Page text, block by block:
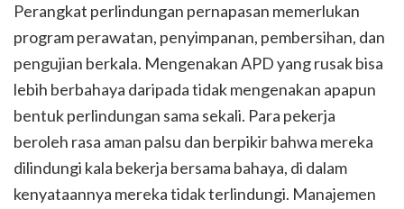
Perangkat perlindungan pernapasan memerlukan
program perawatan, penyimpanan, pembersihan, dan
pengujian berkala. Mengenakan APD yang rusak bisa
lebih berbahaya daripada tidak mengenakan apapun
bentuk perlindungan sama sekali. Para pekerja
beroleh rasa aman palsu dan berpikir bahwa mereka
dilindungi kala bekerja bersama bahaya, di dalam
kenyataannya mereka tidak terlindungi. Manajemen